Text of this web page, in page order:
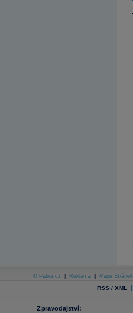
O Patria.cz Reklama Mapa Stránek
RSS / XML |
Zpravodajství: